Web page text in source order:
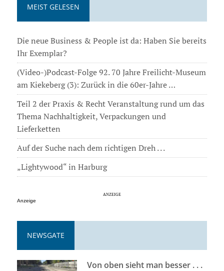
MEIST GELESEN
Die neue Business & People ist da: Haben Sie bereits
Ihr Exemplar?
(Video-)Podcast-Folge 92. 70 Jahre Freilicht-Museum
am Kiekeberg (3): Zurück in die 60er-Jahre …
Teil 2 der Praxis & Recht Veranstaltung rund um das
Thema Nachhaltigkeit, Verpackungen und
Lieferketten
Auf der Suche nach dem richtigen Dreh . . .
„Lightywood“ in Harburg
Anzeige
NEWSGATE
Von oben sieht man besser . . .